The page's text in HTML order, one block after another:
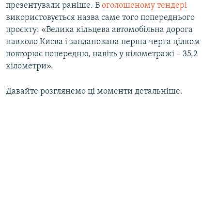
презентували раніше. В оголошеному тендері
використовується назва саме того попереднього
проєкту: «Велика кільцева автомобільна дорога
навколо Києва і запланована перша черга цілком
повторює попередню, навіть у кілометражі – 35,2
кілометри».
Давайте розглянемо ці моменти детальніше.